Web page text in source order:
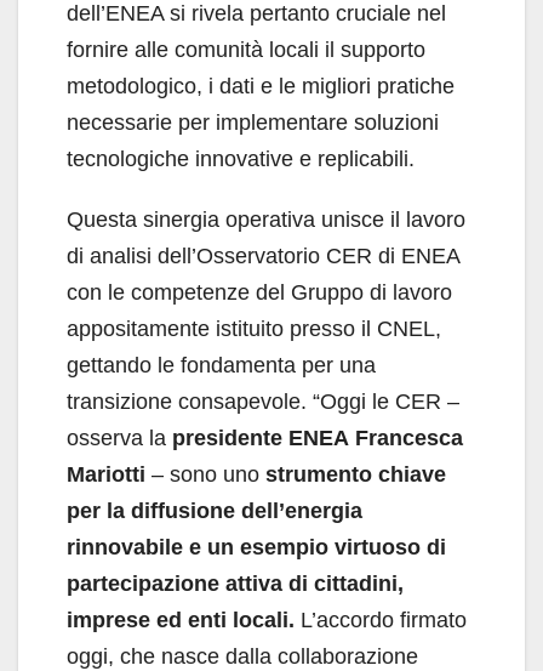
dell’ENEA si rivela pertanto cruciale nel
fornire alle comunità locali il supporto
metodologico, i dati e le migliori pratiche
necessarie per implementare soluzioni
tecnologiche innovative e replicabili.
Questa sinergia operativa unisce il lavoro
di analisi dell’Osservatorio CER di ENEA
con le competenze del Gruppo di lavoro
appositamente istituito presso il CNEL,
gettando le fondamenta per una
transizione consapevole. “Oggi le CER –
osserva la presidente ENEA Francesca
Mariotti – sono uno strumento chiave
per la diffusione dell’energia
rinnovabile e un esempio virtuoso di
partecipazione attiva di cittadini,
imprese ed enti locali. L’accordo firmato
oggi, che nasce dalla collaborazione